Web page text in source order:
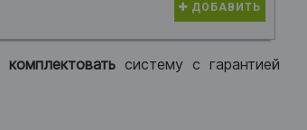
ДОБАВИТЬ
комплектоватьсистему с гарантией